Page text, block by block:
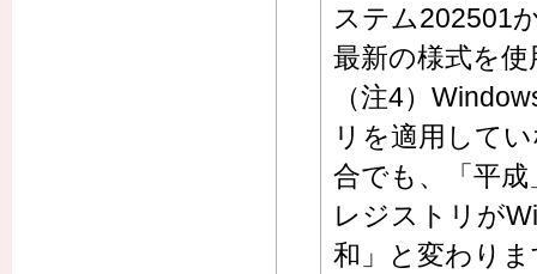
ステム202501
最新の様式を
（注4）
リを適用して
合でも、「平
レジストリが
和」と変わり